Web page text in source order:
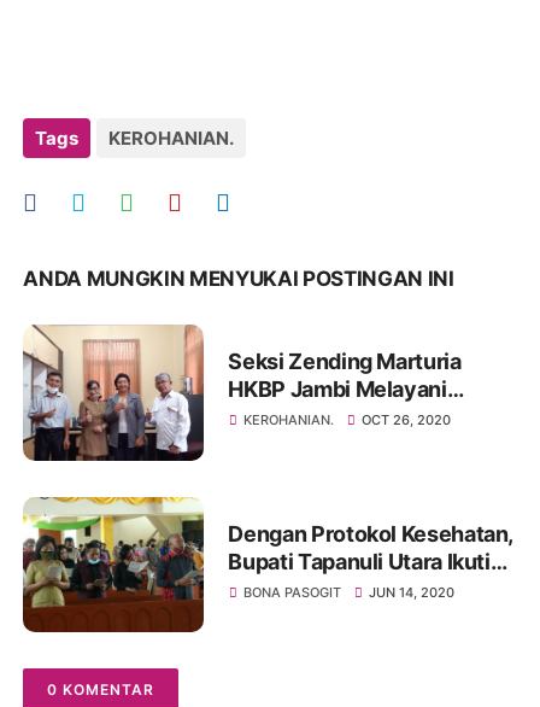
Tags KEROHANIAN.
ANDA MUNGKIN MENYUKAI POSTINGAN INI
Seksi Zending Marturia
HKBP Jambi Melayani
Melalui Mimbar Agama
KEROHANIAN. OCT 26, 2020
Dengan Protokol Kesehatan,
Bupati Tapanuli Utara Ikuti
Kebaktian Di Gereja HKI
BONA PASOGIT JUN 14, 2020
0 KOMENTAR